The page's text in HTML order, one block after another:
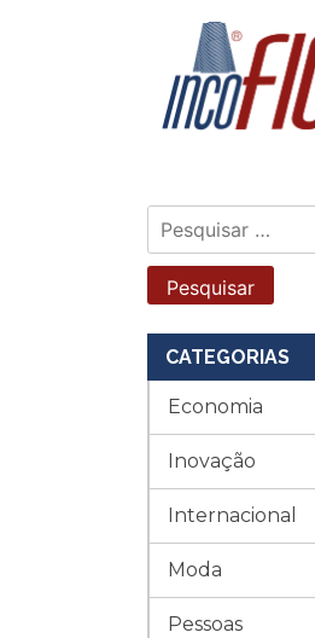
Pesquisar
por:
CATEGORIAS
Economia
Inovação
Internacional
Moda
Pessoas